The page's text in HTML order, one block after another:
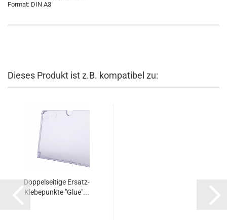
Format: DIN A3
Dieses Produkt ist z.B. kompatibel zu:
Doppelseitige Ersatz-
Klebepunkte "Glue"...